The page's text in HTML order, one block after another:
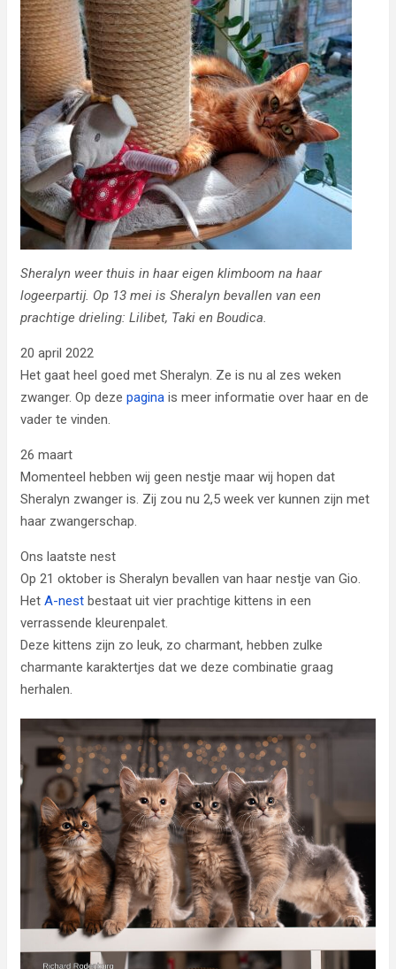
Sheralyn weer thuis in haar eigen klimboom na haar
logeerpartij. Op 13 mei is Sheralyn bevallen van een
prachtige drieling: Lilibet, Taki en Boudica.
20 april 2022
Het gaat heel goed met Sheralyn. Ze is nu al zes weken
zwanger. Op deze pagina is meer informatie over haar en de
vader te vinden.
26 maart
Momenteel hebben wij geen nestje maar wij hopen dat
Sheralyn zwanger is. Zij zou nu 2,5 week ver kunnen zijn met
haar zwangerschap.
Ons laatste nest
Op 21 oktober is Sheralyn bevallen van haar nestje van Gio.
Het A-nest bestaat uit vier prachtige kittens in een
verrassende kleurenpalet.
Deze kittens zijn zo leuk, zo charmant, hebben zulke
charmante karaktertjes dat we deze combinatie graag
herhalen.